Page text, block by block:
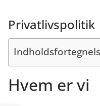
Privatlivspolitik
Hvem er vi